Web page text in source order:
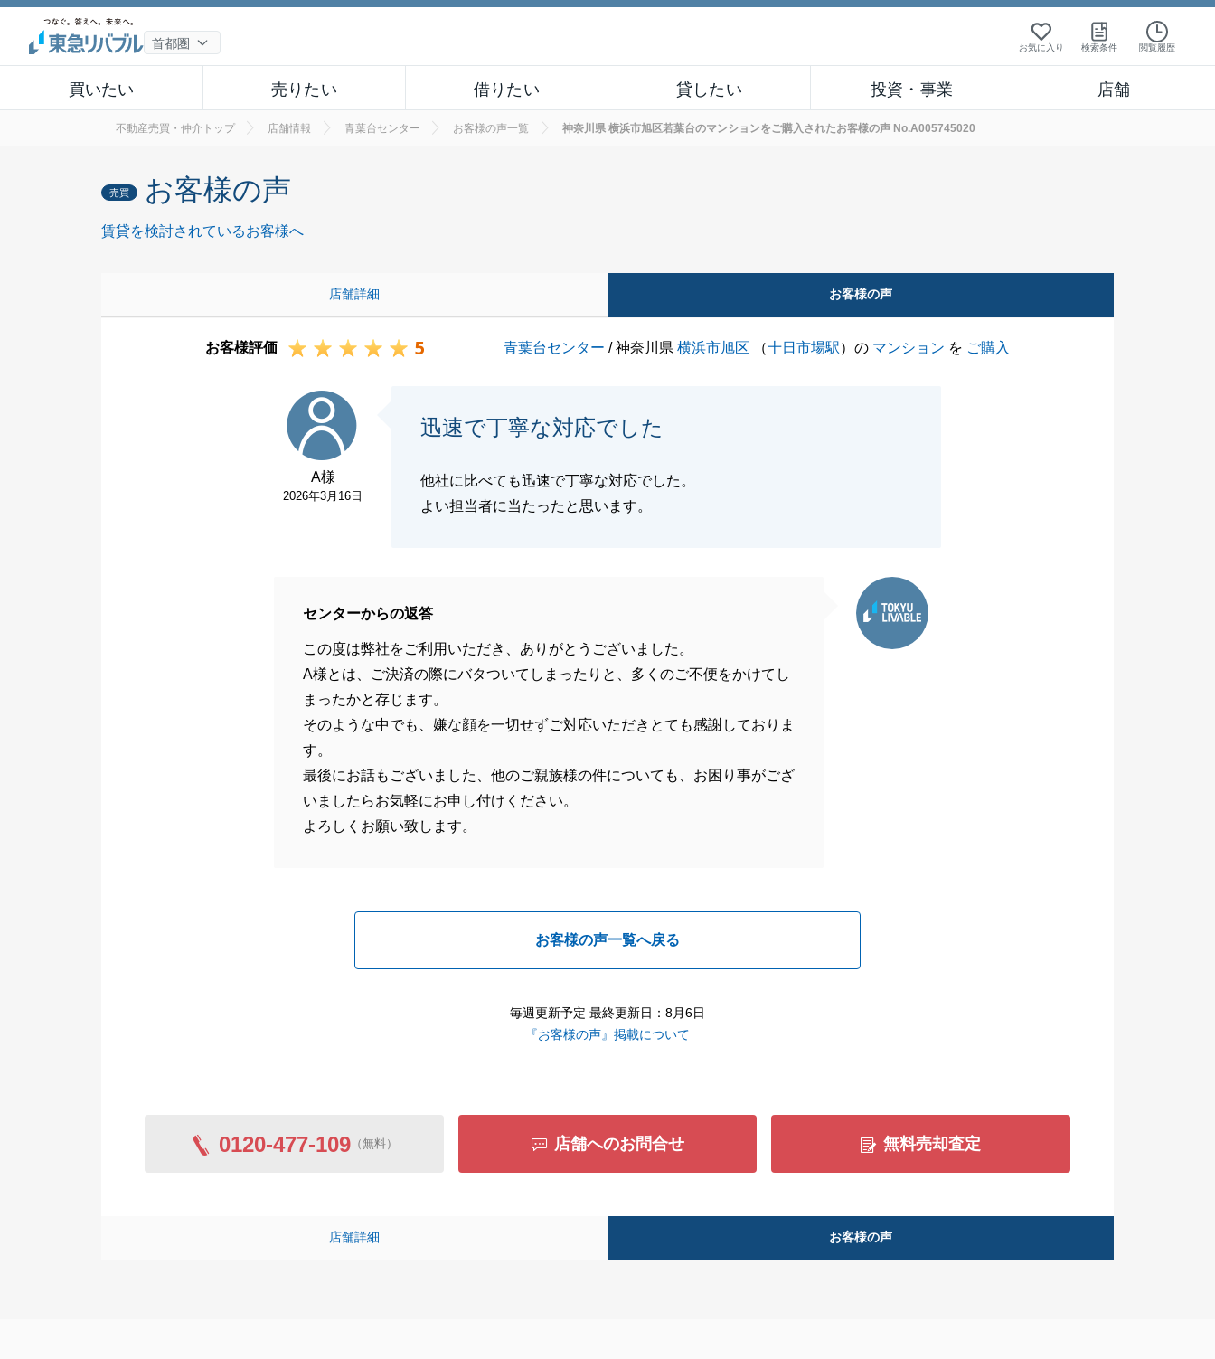
お気に入り 検索条件 閲覧履歴
買いたい 売りたい 借りたい 貸したい 投資・事業 店舗
不動産売買・仲介トップ 店舗情報 青葉台センター お客様の声一覧 神奈川県 横浜市旭区若葉台のマンションをご購入されたお客様の声 No.A005745020
売買 お客様の声
賃貸を検討されているお客様へ
店舗詳細 お客様の声
お客様評価 5 青葉台センター / 神奈川県横浜市旭区 （十日市場駅）の マンション を ご購入
A様
2026年3月16日
迅速で丁寧な対応でした
他社に比べても迅速で丁寧な対応でした。
よい担当者に当たったと思います。
センターからの返答
この度は弊社をご利用いただき、ありがとうございました。
A様とは、ご決済の際にバタついてしまったりと、多くのご不便をかけてし
まったかと存じます。
そのような中でも、嫌な顔を一切せずご対応いただきとても感謝しておりま
す。
最後にお話もございました、他のご親族様の件についても、お困り事がござ
いましたらお気軽にお申し付けください。
よろしくお願い致します。
お客様の声一覧へ戻る
毎週更新予定 最終更新日：8月6日
『お客様の声』掲載について
0120-477-109（無料） 店舗へのお問合せ 無料売却査定
店舗詳細 お客様の声